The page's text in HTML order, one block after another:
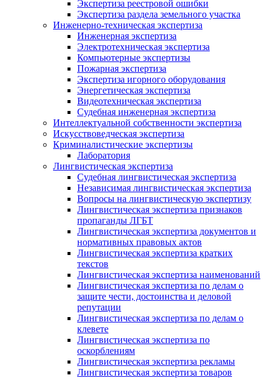
Экспертиза реестровой ошибки
Экспертиза раздела земельного участка
Инженерно-техническая экспертиза
Инженерная экспертиза
Электротехническая экспертиза
Компьютерные экспертизы
Пожарная экспертиза
Экспертиза игорного оборудования
Энергетическая экспертиза
Видеотехническая экспертиза
Судебная инженерная экспертиза
Интеллектуальной собственности экспертиза
Искусствоведческая экспертиза
Криминалистические экспертизы
Лаборатория
Лингвистическая экспертиза
Судебная лингвистическая экспертиза
Независимая лингвистическая экспертиза
Вопросы на лингвистическую экспертизу
Лингвистическая экспертиза признаков
пропаганды ЛГБТ
Лингвистическая экспертиза документов и
нормативных правовых актов
Лингвистическая экспертиза кратких
текстов
Лингвистическая экспертиза наименований
Лингвистическая экспертиза по делам о
защите чести, достоинства и деловой
репутации
Лингвистическая экспертиза по делам о
клевете
Лингвистическая экспертиза по
оскорблениям
Лингвистическая экспертиза рекламы
Лингвистическая экспертиза товаров